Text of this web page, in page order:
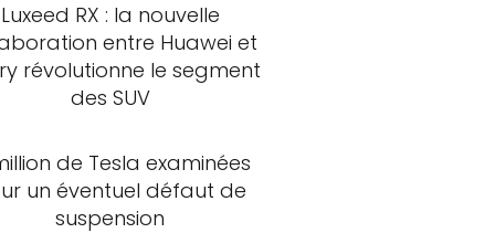
Luxeed RX : la nouvelle
entre Huawei et
révolutionne le segment
des SUV
de Tesla examinées
un éventuel défaut de
suspension